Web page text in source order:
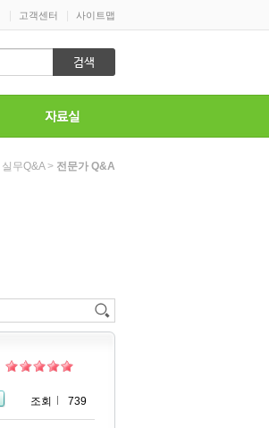
고객센터 사이트맵
무Q&A> 전문가 Q&A
조회 739